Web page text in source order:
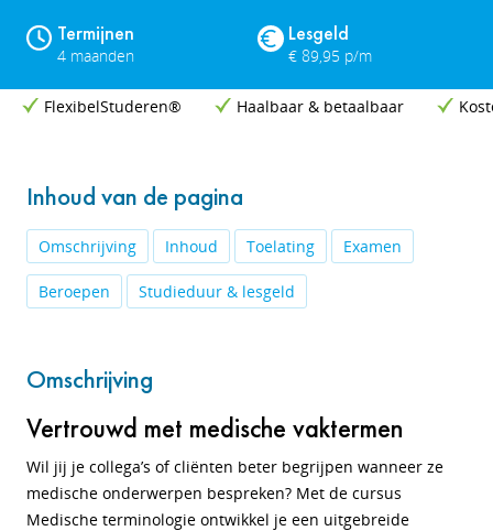
Termijnen
4 maanden
Lesgeld
€ 89,95 p/m
FlexibelStuderen® Haalbaar & betaalbaar
Inhoud van de pagina
Omschrijving Inhoud Toelating Examen
Beroepen Studieduur & lesgeld
Omschrijving
Vertrouwd met medische vaktermen
Wil jij je collega’s of cliënten beter begrijpen wanneer ze
medische onderwerpen bespreken? Met de cursus
Medische terminologie ontwikkel je een uitgebreide